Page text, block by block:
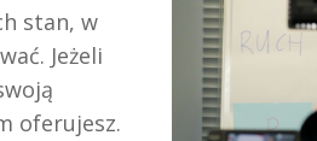
stan, w
Jeżeli
oferujesz.